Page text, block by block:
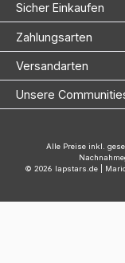
Sicher Einkaufen
Zahlungsarten
Versandarten
Unsere
Alle Preise inkl.
© 2026 lapstars.de |